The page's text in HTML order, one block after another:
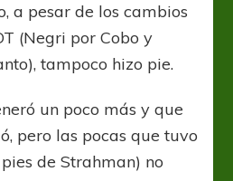
a pesar de los cambios
(Negri por Cobo y
tampoco hizo pie.
un poco más y que
pero las pocas que tuvo
de Strahman) no